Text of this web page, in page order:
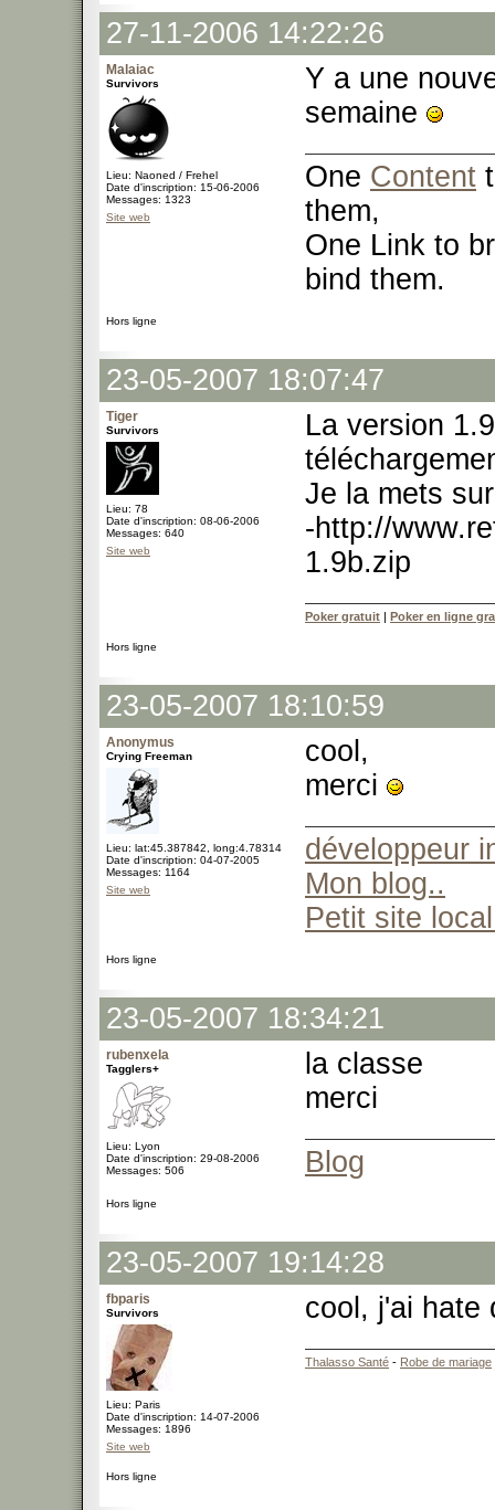
27-11-2006 14:22:26
Malaiac
Survivors
Lieu: Naoned / Frehel
Date d'inscription: 15-06-2006
Messages: 1323
Site web
Y a une
semaine
One Content
them,
One Link to
bind them.
Hors ligne
23-05-2007 18:07:47
Tiger
Survivors
Lieu: 78
Date d'inscription: 08-06-2006
Messages: 640
Site web
La version
Je la mets
-http://
1.9b.zip
Poker gratuit | Poker en ligne
Hors ligne
23-05-2007 18:10:59
Anonymus
Crying Freeman
Lieu: lat:45.387842, long:4.78314
Date d'inscription: 04-07-2005
Messages: 1164
Site web
cool,
merci
développeur
Mon blog..
Petit site
Hors ligne
23-05-2007 18:34:21
rubenxela
Tagglers+
Lieu: Lyon
Date d'inscription: 29-08-2006
Messages: 506
la classe
merci
Blog
Hors ligne
23-05-2007 19:14:28
fbparis
Survivors
Lieu: Paris
Date d'inscription: 14-07-2006
Messages: 1896
Site web
cool, j'ai
Thalasso Santé - Robe de mariage
Hors ligne